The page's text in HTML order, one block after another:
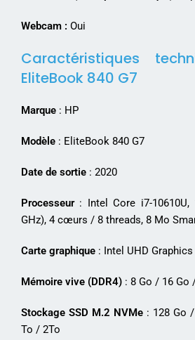
Webcam : Oui
Caractéristiques
EliteBook 840 G7
Marque : HP
Modèle : EliteBook 840 G7
Date de sortie : 2020
Processeur: Intel Core i7-10610U,
GHz), 4 cœurs / 8 threads, 8 Mo
Carte graphique : Intel UHD Graphics
Mémoire vive (DDR4) : 8 Go / 16 Go
Stockage SSD M.2 NVMe : 128 Go
To / 2To